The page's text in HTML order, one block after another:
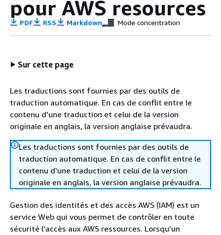
pour AWS resources
PDF RSS Markdown Mode concentration
Sur cette page
Les traductions sont fournies par des outils de
traduction automatique. En cas de conflit entre le
contenu d'une traduction et celui de la version
originale en anglais, la version anglaise prévaudra.
Les traductions sont fournies par des outils de
traduction automatique. En cas de conflit entre le
contenu d'une traduction et celui de la version
originale en anglais, la version anglaise prévaudra.
Gestion des identités et des accès AWS (IAM) est un
service Web qui vous permet de contrôler en toute
sécurité l'accès aux AWS ressources. Lorsqu'un